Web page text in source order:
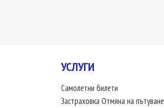
УСЛУГИ
Самолетни билети
Застраховка Отмяна на пътуване